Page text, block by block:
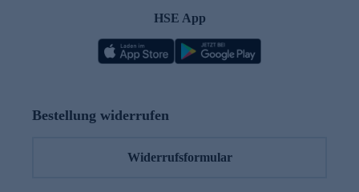
HSE App
Bestellung widerrufen
Widerrufsformular